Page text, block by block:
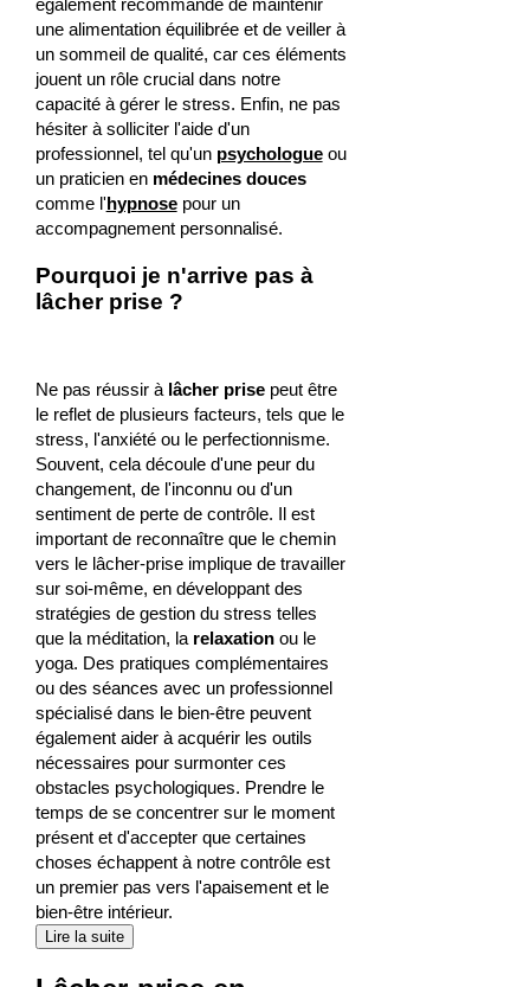
également recommandé de maintenir
une alimentation équilibrée et de veiller à
un sommeil de qualité, car ces éléments
jouent un rôle crucial dans notre
capacité à gérer le stress. Enfin, ne pas
hésiter à solliciter l'aide d'un
professionnel, tel qu'un psychologueou
un praticien en médecines douces
comme l'hypnose pour un
accompagnement personnalisé.
Pourquoi je n'arrive pas à
lâcher prise ?
Ne pas réussir à lâcher prisepeut être
le reflet de plusieurs facteurs, tels que le
stress, l'anxiété ou le perfectionnisme.
Souvent, cela découle d'une peur du
changement, de l'inconnu ou d'un
sentiment de perte de contrôle. Il est
important de reconnaître que le chemin
vers le lâcher-prise implique de travailler
sur soi-même, en développant des
stratégies de gestion du stress telles
que la méditation, la relaxationou le
yoga. Des pratiques complémentaires
ou des séances avec un professionnel
spécialisé dans le bien-être peuvent
également aider à acquérir les outils
nécessaires pour surmonter ces
obstacles psychologiques. Prendre le
temps de se concentrer sur le moment
présent et d'accepter que certaines
choses échappent à notre contrôle est
un premier pas vers l'apaisement et le
bien-être intérieur.
Lire la suite